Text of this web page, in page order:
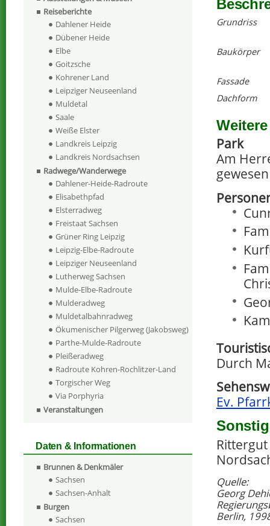
Grundriss
Baukörper
Fassade
Dachform
Park
Am
Durch
Ev.
Quelle:
Georg
Berlin,
Reiseberichte
Dahlener Heide
Dübener Heide
Elbe
Goitzsche
Kohrener Land
Leipziger Neuseenland
Muldetal
Saale
Weiße Elster
Landkreis Leipzig
Landkreis Nordsachsen
Radwege/Wanderwege
Dahlener-Heide-Radroute
Elisabethpfad
Elsterradweg
Freistaat Sachsen
Grüner Ring Leipzig
Leipzig-Elbe-Radroute
Leipziger Neuseenland
Lutherweg Sachsen
Mulde-Elbe-Radroute
Mulderadweg
Muldetalbahnradweg
Ökumenischer Pilgerweg (Jakobsweg)
Parthe-Mulde-Radroute
Pleißeradweg
Radroute Kohren-Rochlitzer-Land
Torgischer Weg
Via Porphyria
Veranstaltungen
Daten & Informationen
Brunnen & Denkmäler
Sachsen
Sachsen-Anhalt
Burgen
Sachsen